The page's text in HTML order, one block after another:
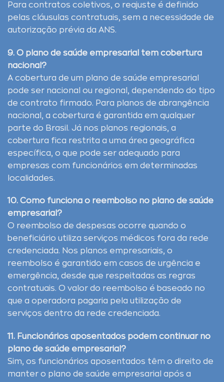
Para contratos coletivos, o reajuste é definido
pelas cláusulas contratuais, sem a necessidade de
autorização prévia da ANS.
9. O plano de saúde empresarial tem cobertura
nacional?
A cobertura de um plano de saúde empresarial
pode ser nacional ou regional, dependendo do tipo
de contrato firmado. Para planos de abrangência
nacional, a cobertura é garantida em qualquer
parte do Brasil. Já nos planos regionais, a
cobertura fica restrita a uma área geográfica
específica, o que pode ser adequado para
empresas com funcionários em determinadas
localidades.
10. Como funciona o reembolso no plano de saúde
empresarial?
O reembolso de despesas ocorre quando o
beneficiário utiliza serviços médicos fora da rede
credenciada. Nos planos empresariais, o
reembolso é garantido em casos de urgência e
emergência, desde que respeitadas as regras
contratuais. O valor do reembolso é baseado no
que a operadora pagaria pela utilização de
serviços dentro da rede credenciada.
11. Funcionários aposentados podem continuar no
plano de saúde empresarial?
Sim, os funcionários aposentados têm o direito de
manter o plano de saúde empresarial após a